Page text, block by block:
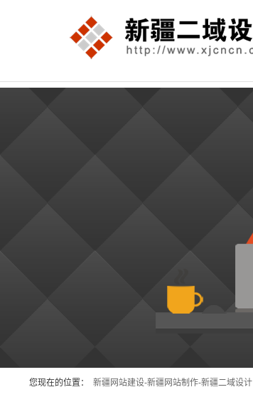
您现在的位置： 新疆网站建设-新疆网站制作-新疆二域设计